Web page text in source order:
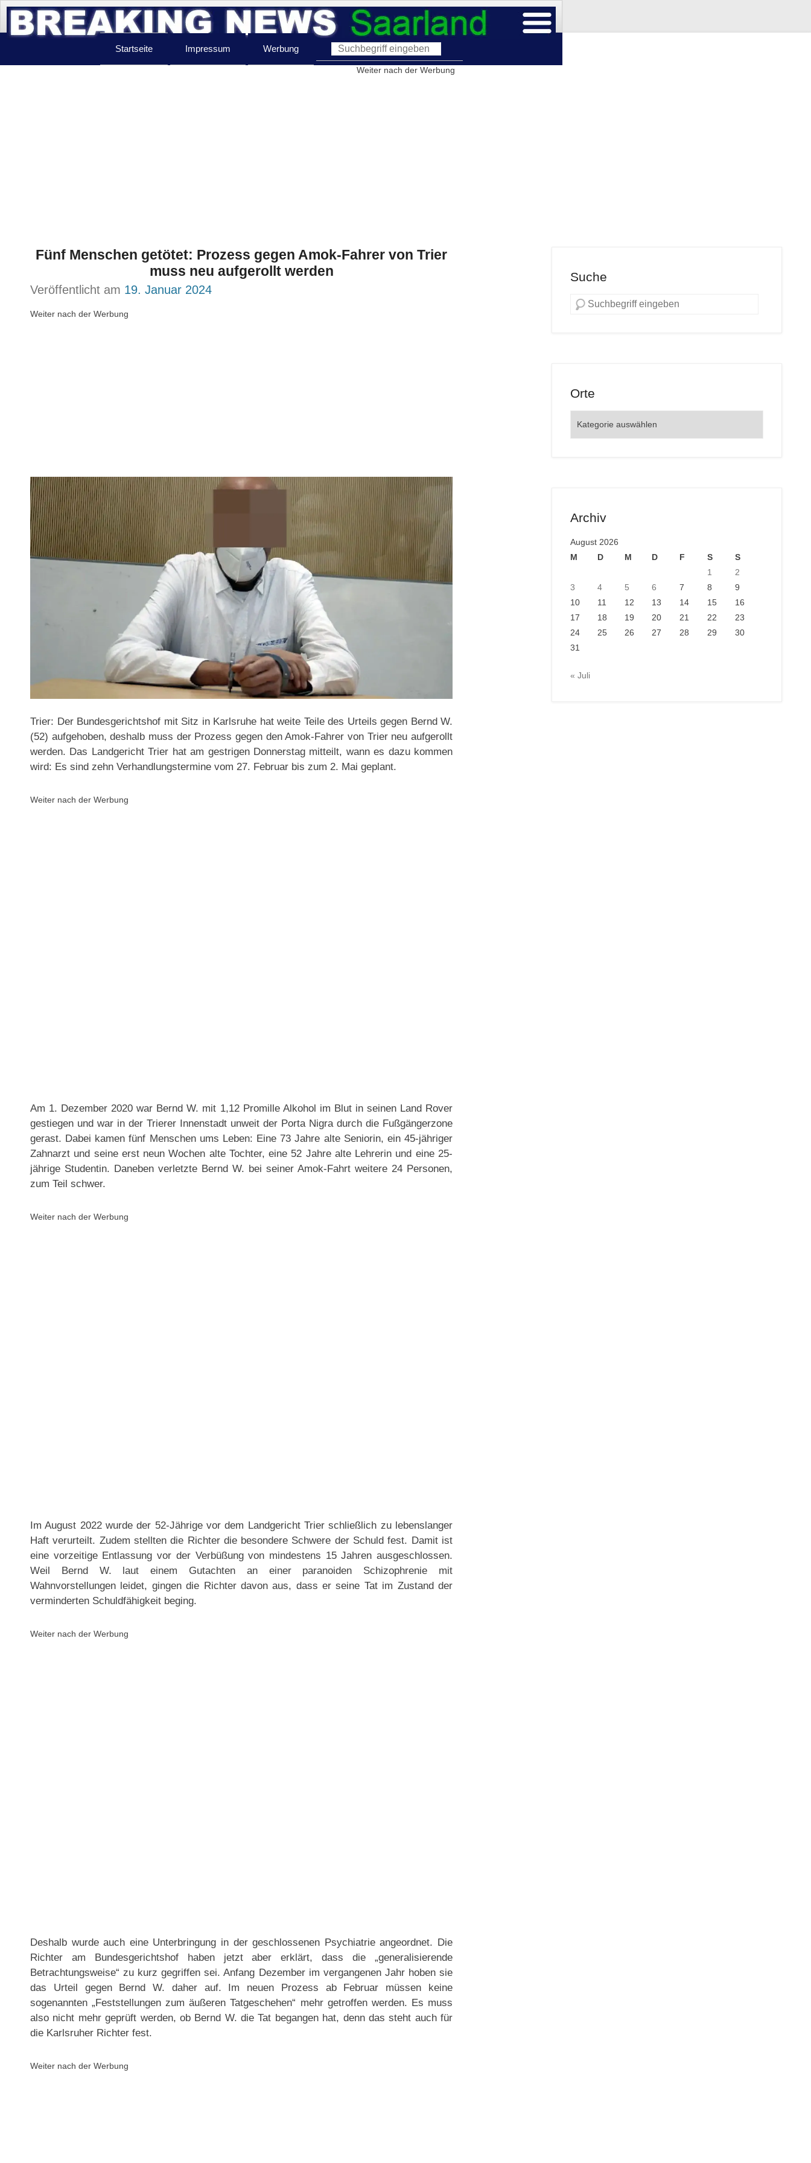
Startseite Impressum Werbung
Weiter nach der Werbung
Fünf Menschen getötet: Prozess gegen Amok-Fahrer von Trier
muss neu aufgerollt werden
Veröffentlicht am 19. Januar 2024
Weiter nach der Werbung
Trier: Der Bundesgerichtshof mit Sitz in Karlsruhe hat weite Teile des Urteils gegen Bernd W.
(52) aufgehoben, deshalb muss der Prozess gegen den Amok-Fahrer von Trier neu aufgerollt
werden. Das Landgericht Trier hat am gestrigen Donnerstag mitteilt, wann es dazu kommen
wird: Es sind zehn Verhandlungstermine vom 27. Februar bis zum 2. Mai geplant.
Weiter nach der Werbung
Am 1. Dezember 2020 war Bernd W. mit 1,12 Promille Alkohol im Blut in seinen Land Rover
gestiegen und war in der Trierer Innenstadt unweit der Porta Nigra durch die Fußgängerzone
gerast. Dabei kamen fünf Menschen ums Leben: Eine 73 Jahre alte Seniorin, ein 45-jähriger
Zahnarzt und seine erst neun Wochen alte Tochter, eine 52 Jahre alte Lehrerin und eine 25-
jährige Studentin. Daneben verletzte Bernd W. bei seiner Amok-Fahrt weitere 24 Personen,
zum Teil schwer.
Weiter nach der Werbung
Im August 2022 wurde der 52-Jährige vor dem Landgericht Trier schließlich zu lebenslanger
Haft verurteilt. Zudem stellten die Richter die besondere Schwere der Schuld fest. Damit ist
eine vorzeitige Entlassung vor der Verbüßung von mindestens 15 Jahren ausgeschlossen.
Weil Bernd W. laut einem Gutachten an einer paranoiden Schizophrenie mit
Wahnvorstellungen leidet, gingen die Richter davon aus, dass er seine Tat im Zustand der
verminderten Schuldfähigkeit beging.
Weiter nach der Werbung
Deshalb wurde auch eine Unterbringung in der geschlossenen Psychiatrie angeordnet. Die
Richter am Bundesgerichtshof haben jetzt aber erklärt, dass die „generalisierende
Betrachtungsweise“ zu kurz gegriffen sei. Anfang Dezember im vergangenen Jahr hoben sie
das Urteil gegen Bernd W. daher auf. Im neuen Prozess ab Februar müssen keine
sogenannten „Feststellungen zum äußeren Tatgeschehen“ mehr getroffen werden. Es muss
also nicht mehr geprüft werden, ob Bernd W. die Tat begangen hat, denn das steht auch für
die Karlsruher Richter fest.
Weiter nach der Werbung
Suche
Orte
Archiv
August 2026
M
D M D F S
S
1
2
3
4 5 6 7 8
9
10
11 12 13 14 15
16
17
18 19 20 21 22
23
24
25 26 27 28 29
30
31
« Juli